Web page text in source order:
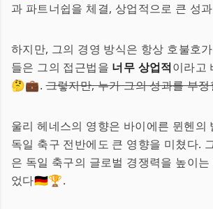
과 파트너쉽을 체결, 상업적으로 큰 성
하지만, 그의 경영 방식은 항상 호불호
들은 그의 접근법을 너무 상업적이라고
🤔💼.그렇지만, 누가 그의 성과를 부
울리 헤네스의 영향은 바이에른 뮌헨의
독일 축구 전반에도 큰 영향을 미쳤다.
은 독일 축구의 글로벌 경쟁력을 높이
었다🇩🇪🏆.